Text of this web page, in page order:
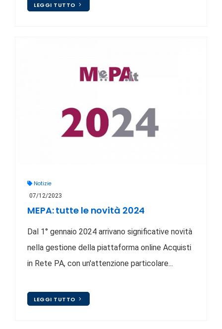
LEGGI TUTTO
Notizie
07/12/2023
MEPA: tutte le novità 2024
Dal 1° gennaio 2024 arrivano significative novità
nella gestione della piattaforma online Acquisti
in Rete PA, con un'attenzione particolare...
LEGGI TUTTO